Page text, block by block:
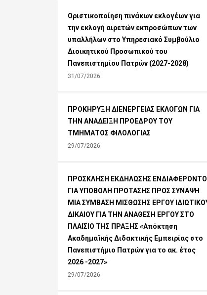
Οριστικοποίηση πινάκων εκλογέων για
την εκλογή αιρετών εκπροσώπων των
υπαλλήλων στο Υπηρεσιακό Συμβούλιο
Διοικητικού Προσωπικού του
Πανεπιστημίου Πατρών (2027-2028)
31/07/2026
ΠΡΟΚΗΡΥΞΗ ΔΙΕΝΕΡΓΕΙΑΣ ΕΚΛΟΓΩΝ ΓΙΑ
ΤΗΝ ΑΝΑΔΕΙΞΗ ΠΡΟΕΔΡΟΥ ΤΟΥ
ΤΜΗΜΑΤΟΣ ΦΙΛΟΛΟΓΙΑΣ
29/07/2026
ΠΡΟΣΚΛΗΣΗ ΕΚΔΗΛΩΣΗΣ
ΓΙΑ ΥΠΟΒΟΛΗ ΠΡΟΤΑΣΗΣ ΠΡΟΣ ΣΥΝΑΨΗ
ΜΙΑ ΣΥΜΒΑΣΗ ΜΙΣΘΩΣΗΣ ΕΡΓΟΥ
ΔΙΚΑΙΟΥ ΓΙΑ ΤΗΝ ΑΝΑΘΕΣΗ ΕΡΓΟΥ ΣΤΟ
ΠΛΑΙΣΙΟ ΤΗΣ ΠΡΑΞΗΣ «Απόκτηση
Ακαδημαϊκής Διδακτικής Εμπειρίας στο
Πανεπιστήμιο Πατρών για το ακ. έτος
2026 -2027»
29/07/2026